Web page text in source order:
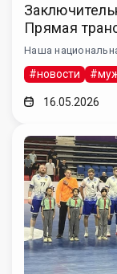
Прямая
Наша
#новости
16.05.2026